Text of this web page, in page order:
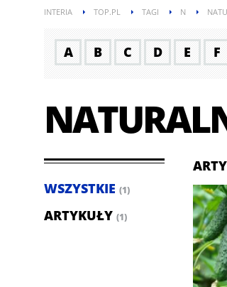
INTERIA TOP.PL TAGI N
A B C D E F
WSZYSTKIE (1)
ARTYKUŁY (1)